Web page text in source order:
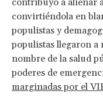
convirtiéndola en
populistas y
populistas llegaron a
nombre de la salud
poderes de
marginadas por el